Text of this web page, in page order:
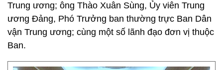
Trung ương; ông Thào Xuân Sùng, Ủy viên Trung
ương Đảng, Phó Trưởng ban thường trực Ban Dân
vận Trung ương; cùng một số lãnh đạo đơn vị thuộc
Ban.